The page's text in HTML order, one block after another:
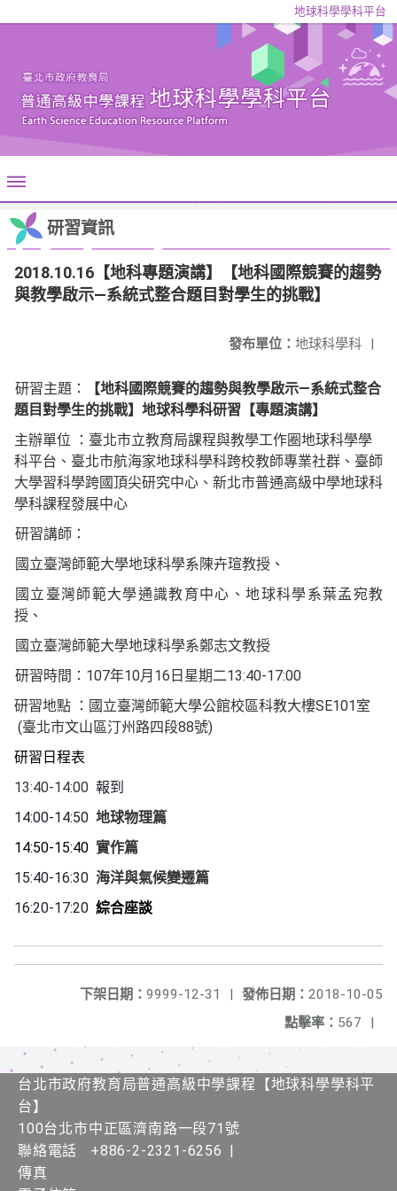
地球科學學科平台
研習資訊
2018.10.16【地科專題演講】【地科國際競賽的趨勢
與教學啟示―系統式整合題目對學生的挑戰】
發布單位： 地球科學科 |
研習主題： 【地科國際競賽的趨勢與教學啟示―系統式整合
題目對學生的挑戰】地球科學科研習 【專題演講】
主辦單位
：臺北市立教育局課程與教學工作圈地球科學學
科平台、臺北市航海家地球科學科跨校教師專業社群、 臺師
大學習科學跨國頂尖研究中心、 新北市普通高級中學地球科
學科課程發展中心
研習講師：
國立臺灣師範大學地球科學系陳卉瑄教授、
國立臺灣師範大學通識教育中心、地球科學系葉孟宛教
授、
國立臺灣師範大學地球科學系鄭志文教授
研習時間： 107年10月 16 日星期二13:40-17:00
研習地點 ：國立臺灣師範大學公館校區科教大樓SE101室
(臺北市文山區汀州路四段88號)
研習日程表
13:40-14:00 報到
14:00-14:50 地球物理篇
14:50-15:40 實作篇
15:40-16:30 海洋與氣候變遷篇
16:20-17:20 綜合座談
發佈日期： 2018-10-05
下架日期： 9999-12-31
|
點擊率： 567 |
台北市政府教育局普通高級中學課程​【​地球科學學科平
台】
100台北市中正區濟南路一段71號
聯絡電話
+886-2-2321-6256 |
傳真